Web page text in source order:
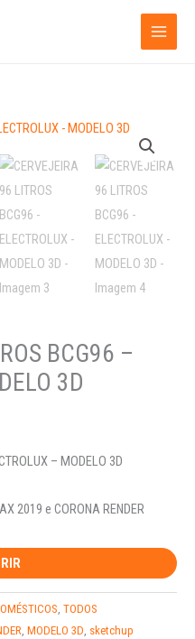
BCG96 –
3D
– MODELO 3D
2019 e CORONA RENDER
, TODOS
, MODELO 3D, sketchup